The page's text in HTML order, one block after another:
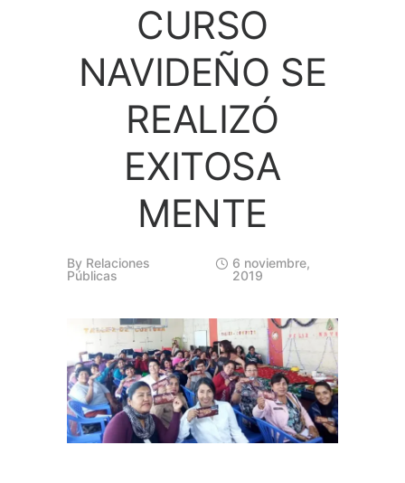
CURSO
NAVIDEÑO SE
REALIZÓ
EXITOSA
MENTE
By Relaciones
Públicas
6 noviembre,
2019